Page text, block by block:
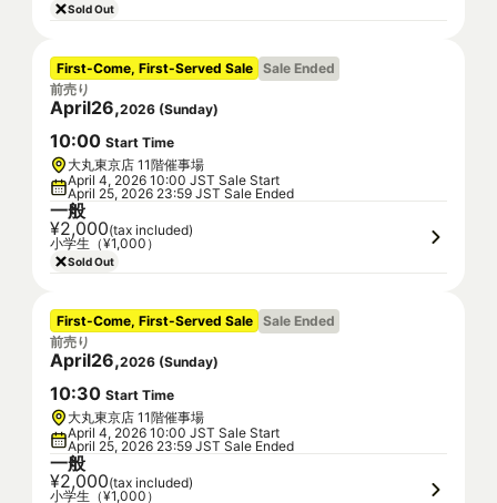
Sold Out
First-Come, First-Served Sale Sale Ended
前売り
April26,2026 (Sunday)
10:00 Start Time
大丸東京店 11階催事場
April 4, 2026 10:00 JST Sale Start
April 25, 2026 23:59 JST Sale Ended
一般
¥2,000(tax included)
小学生（¥1,000）
Sold Out
First-Come, First-Served Sale Sale Ended
前売り
April26,2026 (Sunday)
10:30 Start Time
大丸東京店 11階催事場
April 4, 2026 10:00 JST Sale Start
April 25, 2026 23:59 JST Sale Ended
一般
¥2,000(tax included)
小学生（¥1,000）